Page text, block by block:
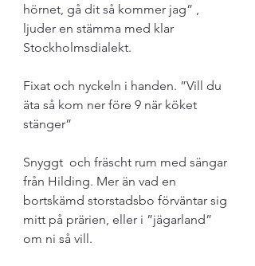
hörnet, gå dit så kommer jag” ,
ljuder en stämma med klar
Stockholmsdialekt.
Fixat och nyckeln i handen. ”Vill du
äta så kom ner före 9 när köket
stänger”
Snyggt  och fräscht rum med sängar
från Hilding. Mer än vad en
bortskämd storstadsbo förväntar sig
mitt på prärien, eller i ”jägarland”
om ni så vill.